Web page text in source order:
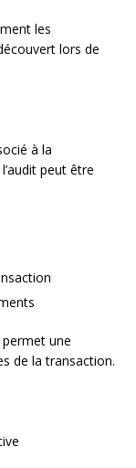
les
lors de
à la
peut être
une
de la transaction.